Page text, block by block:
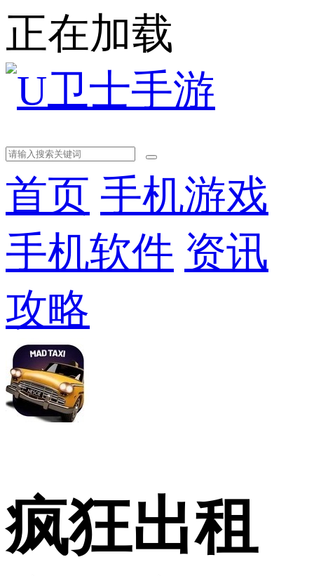
正在加载
首页 手机游戏
手机软件 资讯
攻略
疯狂出租